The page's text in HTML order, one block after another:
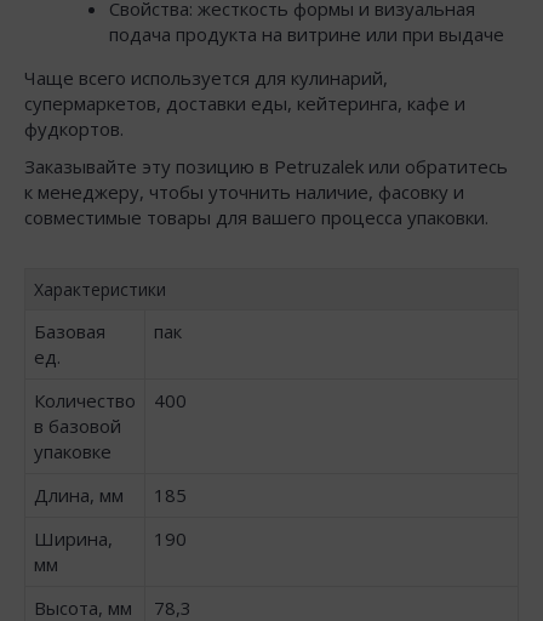
Свойства: жесткость формы и визуальная
подача продукта на витрине или при выдаче
Чаще всего используется для кулинарий,
супермаркетов, доставки еды, кейтеринга, кафе и
фудкортов.
Заказывайте эту позицию в Petruzalek или обратитесь
к менеджеру, чтобы уточнить наличие, фасовку и
совместимые товары для вашего процесса упаковки.
Характеристики
Базовая
ед.
пак
Количество
в базовой
упаковке
400
Длина, мм
185
Ширина,
мм
190
Высота, мм
78,3